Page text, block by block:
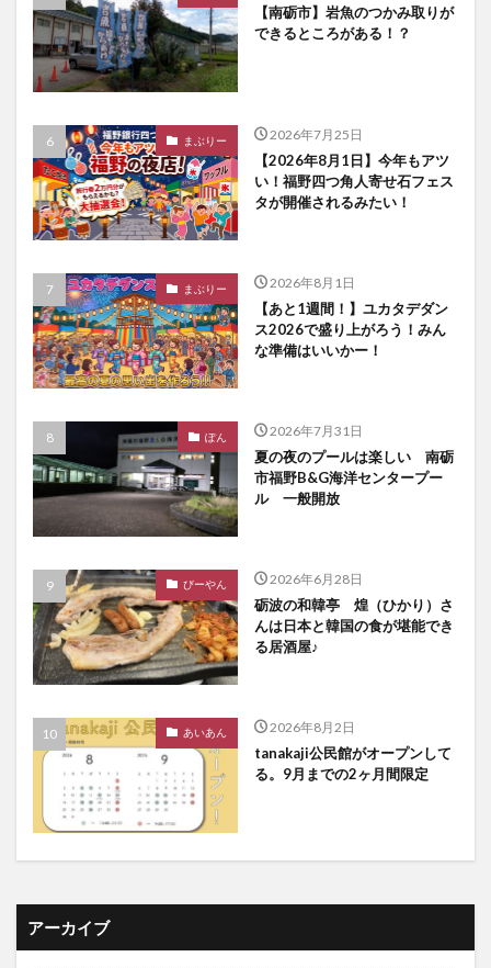
【南砺市】岩魚のつかみ取りが
できるところがある！？
まぶりー 2026年7月25日
【2026年8月1日】今年もアツ
い！福野四つ角人寄せ石フェス
タが開催されるみたい！
まぶりー 2026年8月1日
【あと1週間！】ユカタデダン
ス2026で盛り上がろう！みん
な準備はいいかー！
ぽん 2026年7月31日
夏の夜のプールは楽しい 南砺
市福野B&G海洋センタープー
ル 一般開放
びーやん 2026年6月28日
砺波の和韓亭 煌（ひかり）さ
んは日本と韓国の食が堪能でき
る居酒屋♪
あいあん 2026年8月2日
tanakaji公民館がオープンして
る。9月までの2ヶ月間限定
アーカイブ